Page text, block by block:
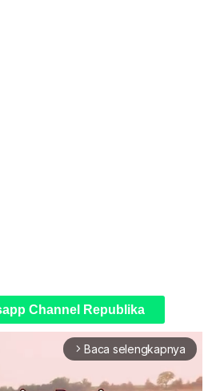
Channel Republika
arrow_forward_ios Baca selengkapnya